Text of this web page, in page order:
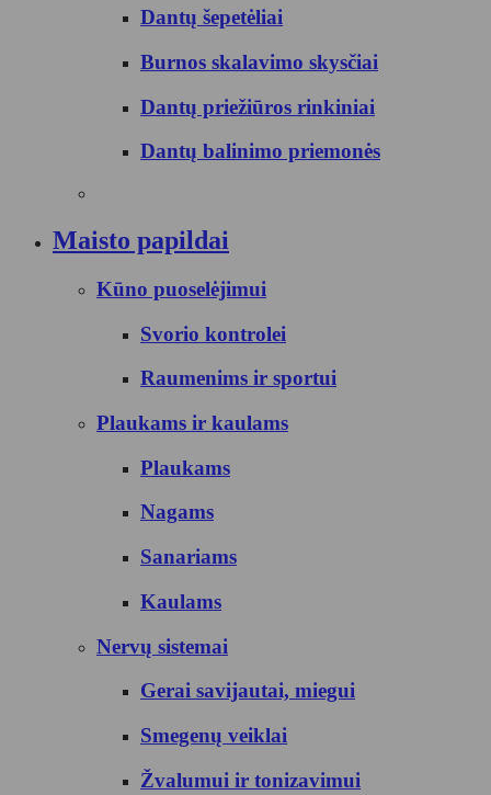
Dantų šepetėliai
Burnos skalavimo skysčiai
Dantų priežiūros rinkiniai
Dantų balinimo priemonės
Maisto papildai
Kūno puoselėjimui
Svorio kontrolei
Raumenims ir sportui
Plaukams ir kaulams
Plaukams
Nagams
Sanariams
Kaulams
Nervų sistemai
Gerai savijautai, miegui
Smegenų veiklai
Žvalumui ir tonizavimui